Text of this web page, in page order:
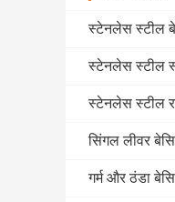
स्टेनलेस स्टील
स्टेनलेस स्टील
स्टेनलेस स्टील
सिंगल लीवर
गर्म और ठंडा